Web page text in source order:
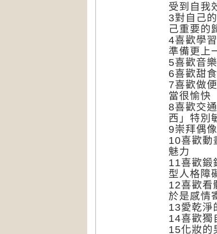
受到自我
3對自己
己重要的
4喜歡學
準備更上
5喜歡音
6喜歡甜
7喜歡做
當很愉快
8喜歡交
西」特別
9崇拜偶
10喜歡動
魅力
11喜歡鍛
型人格障
12喜歡看
於是感情
13愛乾淨
14喜歡獨
15化妝的